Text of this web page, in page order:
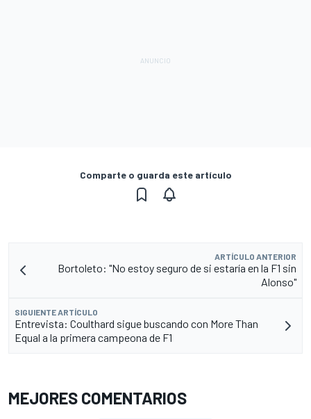
Comparte o guarda este artículo
ARTÍCULO ANTERIOR
Bortoleto: "No estoy seguro de si estaría en la F1 sin
Alonso"
SIGUIENTE ARTÍCULO
Entrevista: Coulthard sigue buscando con More Than
Equal a la primera campeona de F1
MEJORES COMENTARIOS